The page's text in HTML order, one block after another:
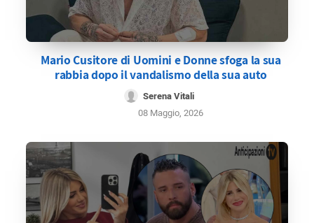
Mario Cusitore di Uomini e Donne sfoga la sua
rabbia dopo il vandalismo della sua auto
Serena Vitali
08 Maggio, 2026